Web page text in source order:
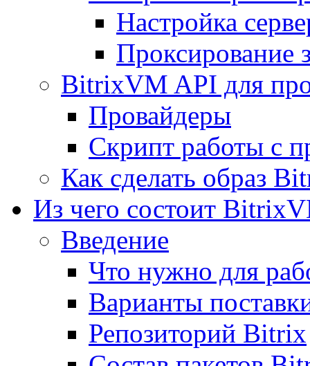
Настройка
Проксирование
BitrixVM API для
Провайдеры
Скрипт работы с
Как сделать образ
Из чего состоит
Введение
Что нужно для
Варианты
Репозиторий Bitrix